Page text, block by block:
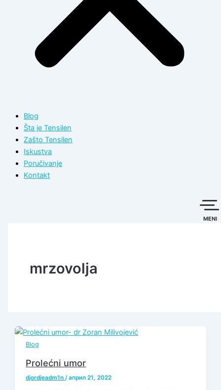
Blog
Šta je Tensilen
Zašto Tensilen
Iskustva
Poručivanje
Kontakt
MENI
mrzovolja
Blog
Prolećni umor
djordjeadm1n/април 21, 2022